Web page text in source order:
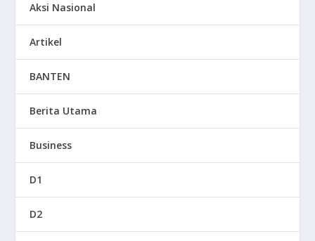
Aksi Nasional
Artikel
BANTEN
Berita Utama
Business
D1
D2